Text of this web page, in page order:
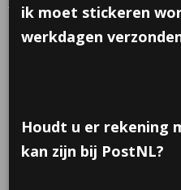
ik moet stickeren
werkdagen
Houdt u er rekening
kan zijn bij PostNL?